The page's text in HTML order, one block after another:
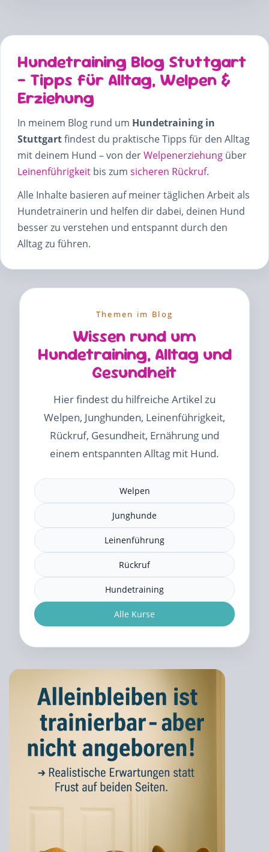
Hundetraining Blog Stuttgart
– Tipps für Alltag, Welpen &
Erziehung
In meinem Blog rund um Hundetraining in
Stuttgartfindest du praktische Tipps für den Alltag
mit deinem Hund – von derWelpenerziehung über
Leinenführigkeit bis zum sicheren Rückruf.
Alle Inhalte basieren auf meiner täglichen Arbeit als
Hundetrainerin und helfen dir dabei, deinen Hund
besser zu verstehen und entspannt durch den
Alltag zu führen.
Themen im Blog
Wissen rund um
Hundetraining, Alltag und
Gesundheit
Hier findest du hilfreiche Artikel zu
Welpen, Junghunden, Leinenführigkeit,
Rückruf, Gesundheit, Ernährung und
einem entspannten Alltag mit Hund.
Welpen
Junghunde
Leinenführung
Rückruf
Hundetraining
Alle Kurse